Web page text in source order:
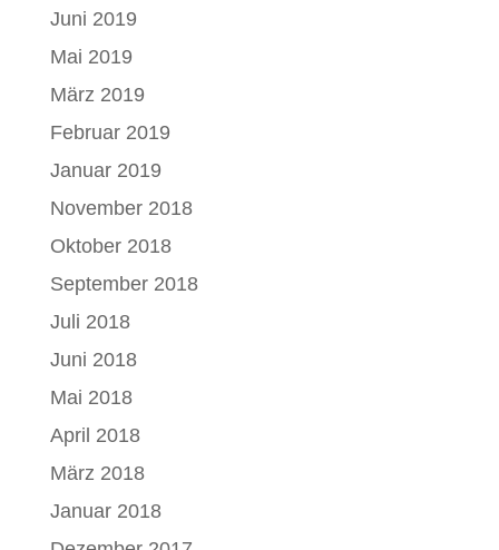
Juni 2019
Mai 2019
März 2019
Februar 2019
Januar 2019
November 2018
Oktober 2018
September 2018
Juli 2018
Juni 2018
Mai 2018
April 2018
März 2018
Januar 2018